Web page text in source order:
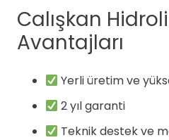
Calışkan
Avantajları
Yerli üretim ve
2 yıl garanti
Teknik destek ve